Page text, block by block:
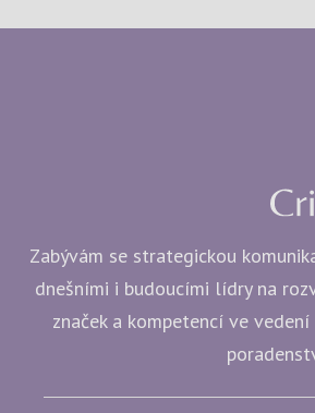
Zabývám se strategickou
dnešními i budoucími lídry na
značek a kompetencí ve